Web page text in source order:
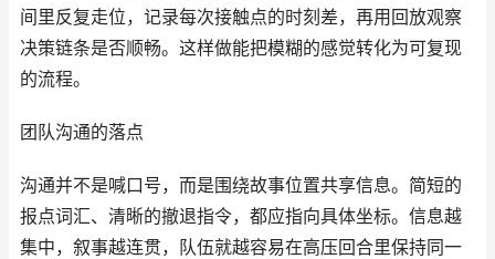
间里反复走位，记录每次接触点的时刻差，再用回放观察
决策链条是否顺畅。这样做能把模糊的感觉转化为可复现
的流程。
团队沟通的落点
沟通并不是喊口号，而是围绕故事位置共享信息。简短的
报点词汇、清晰的撤退指令，都应指向具体坐标。信息越
集中，叙事越连贯，队伍就越容易在高压回合里保持同一